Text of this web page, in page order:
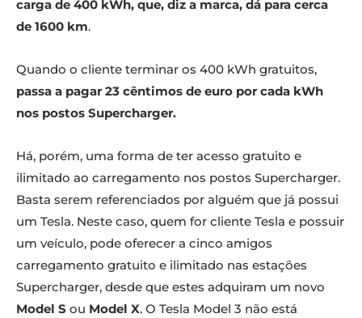
carga de 400 kWh, que, diz a marca, dá para cerca
de 1600 km.
Quando o cliente terminar os 400 kWh gratuitos,
passa a pagar 23 cêntimos de euro por cada kWh
nos postos Supercharger.
Há, porém, uma forma de ter acesso gratuito e
ilimitado ao carregamento nos postos Supercharger.
Basta serem referenciados por alguém que já possui
um Tesla. Neste caso, quem for cliente Tesla e possuir
um veículo, pode oferecer a cinco amigos
carregamento gratuito e ilimitado nas estações
Supercharger, desde que estes adquiram um novo
Model S ou Model X. O Tesla Model 3 não está